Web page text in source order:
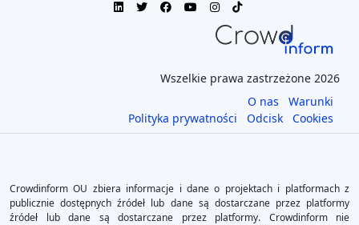
Wszelkie prawa zastrzeżone 2026
O nas
Warunki
Polityka prywatności
Odcisk Cookies
Crowdinform OU zbiera informacje i dane o projektach i platformach z
publicznie dostępnych źródeł lub dane są dostarczane przez platformy
źródeł lub dane są dostarczane przez platformy. Crowdinform nie